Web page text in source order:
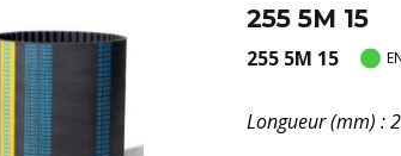
255 5M 15
255 5M 15
Longueur (mm) :